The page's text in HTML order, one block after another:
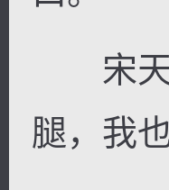
宋天
腿，我